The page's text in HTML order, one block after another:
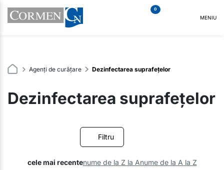
0
MENIU
Agenți de curățare Dezinfectarea suprafețelor
Dezinfectarea suprafețelor
Filtru
cele mai recentenume de la Z la Anume de la A la Z